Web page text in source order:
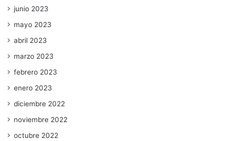
junio 2023
mayo 2023
abril 2023
marzo 2023
febrero 2023
enero 2023
diciembre 2022
noviembre 2022
octubre 2022